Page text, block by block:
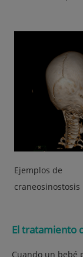
Ejemplos de
craneosinostosis
El tratamiento
Cuando un bebé